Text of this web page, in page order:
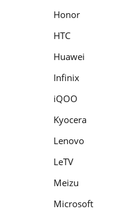
Honor
HTC
Huawei
Infinix
iQOO
Kyocera
Lenovo
LeTV
Meizu
Microsoft